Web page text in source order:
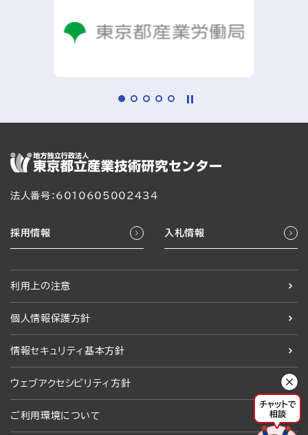
法人番号：6010605002434
採用情報 入札情報
利用上の注意
個人情報保護方針
情報セキュリティ基本方針
ウェブアクセシビリティ方針
ご利用環境について